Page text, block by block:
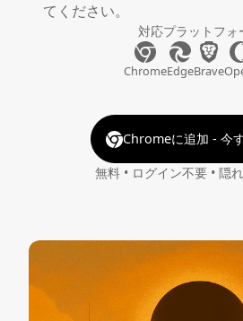
てください。
対応プラットフォ
ChromeEdgeBrave
Chromeに追加 - 今
無料 • ログイン不要 • 隠